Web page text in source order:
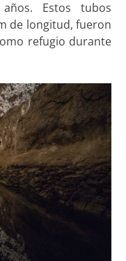
Estos tubos
de longitud, fueron
refugio durante